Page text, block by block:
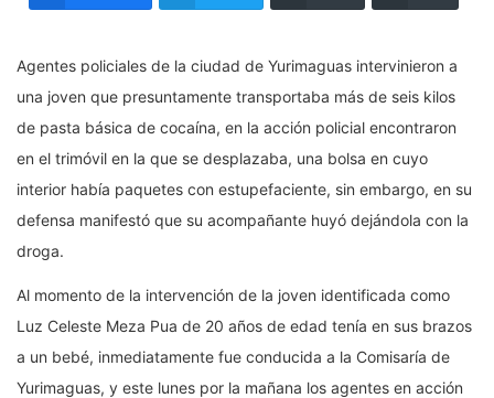
Agentes policiales de la ciudad de Yurimaguas intervinieron a
una joven que presuntamente transportaba más de seis kilos
de pasta básica de cocaína, en la acción policial encontraron
en el trimóvil en la que se desplazaba, una bolsa en cuyo
interior había paquetes con estupefaciente, sin embargo, en su
defensa manifestó que su acompañante huyó dejándola con la
droga.
Al momento de la intervención de la joven identificada como
Luz Celeste Meza Pua de 20 años de edad tenía en sus brazos
a un bebé, inmediatamente fue conducida a la Comisaría de
Yurimaguas, y este lunes por la mañana los agentes en acción